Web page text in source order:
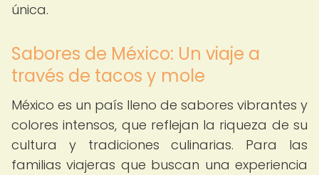
única.
Sabores de México: Un viaje a
través de tacos y mole
México es un país lleno de sabores vibrantes y
colores intensos, que reflejan la riqueza de su
cultura y tradiciones culinarias. Para las
familias viajeras que buscan una experiencia